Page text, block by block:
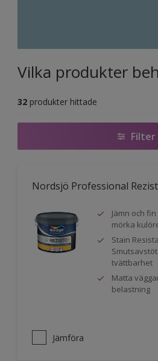
Vilka produkter
32 produkter hittade
Filter
Nordsjö Professional
Jämn och
mörka
Stain
tvättbarhet
Matta
belastning
Jämföra